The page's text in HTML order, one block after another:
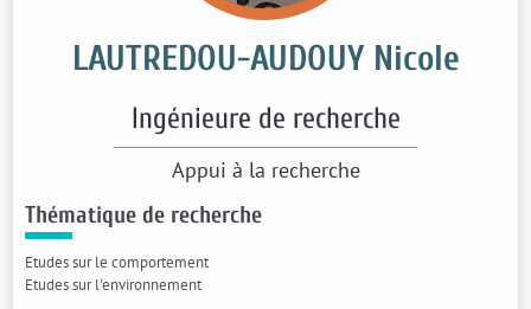
Thématique de recherche
Etudes sur le comportement
Etudes sur l'environnement
LAUTREDOU-AUDOUY Nicole
Ingénieure de recherche
Appui à la recherche